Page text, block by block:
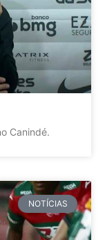
Canindé.
NOTÍCIAS